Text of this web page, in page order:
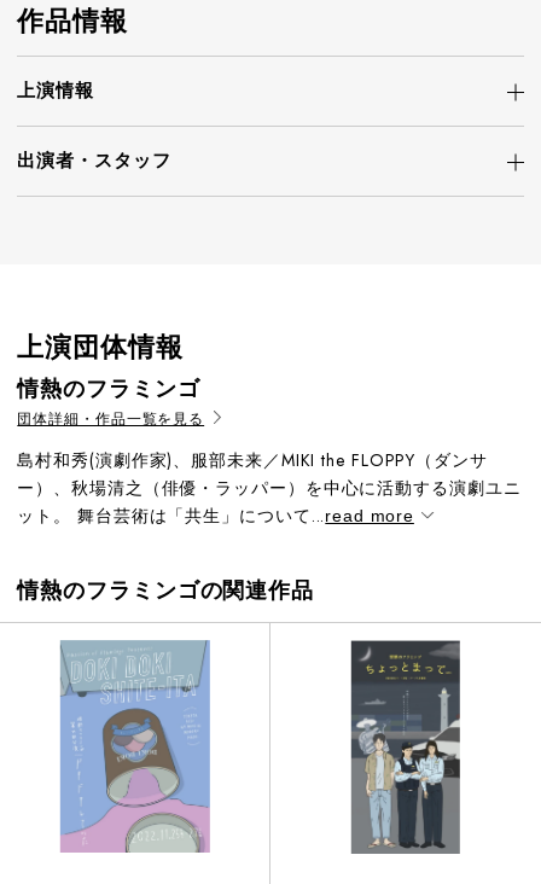
作品情報
上演情報
出演者・ スタッフ
上演団体情報
情熱のフラミンゴ
団体詳細・作品一覧を見る
島村和秀(演劇作家)、服部未来／MIKI the FLOPPY（ダンサ
ー）、秋場清之（俳優・ラッパー）を中心に活動する演劇ユニ
ット。 舞台芸術は「共生」について...read more
情熱のフラミンゴの関連作品